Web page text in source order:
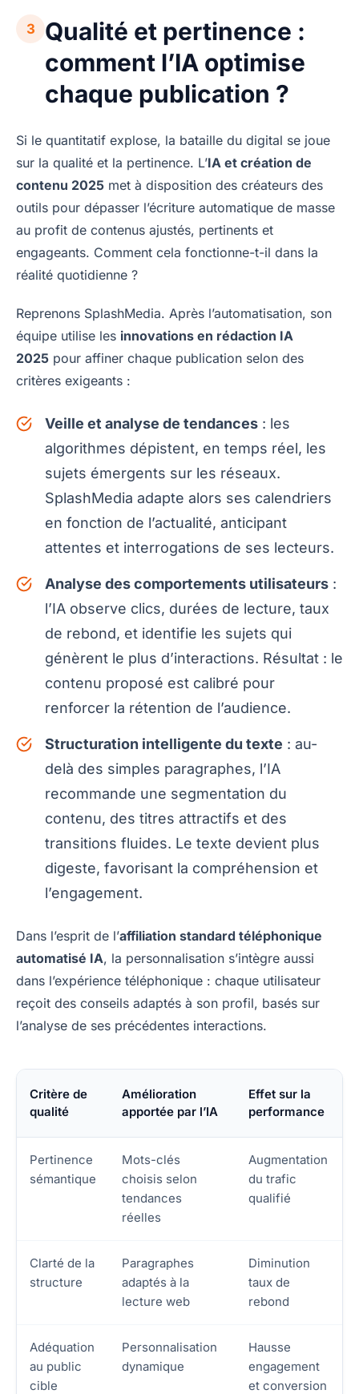
3
Qualité et pertinence :
comment l’IA optimise
chaque publication ?
Si le quantitatif explose, la bataille du digital se joue
sur la qualité et la pertinence. L’IA et création de
contenu 2025 met à disposition des créateurs des
outils pour dépasser l’écriture automatique de masse
au profit de contenus ajustés, pertinents et
engageants. Comment cela fonctionne-t-il dans la
réalité quotidienne ?
Reprenons SplashMedia. Après l’automatisation, son
équipe utilise les innovations en rédaction IA
2025 pour affiner chaque publication selon des
critères exigeants :
Veille et analyse de tendances : les
algorithmes dépistent, en temps réel, les
sujets émergents sur les réseaux.
SplashMedia adapte alors ses calendriers
en fonction de l’actualité, anticipant
attentes et interrogations de ses lecteurs.
Analyse des comportements utilisateurs :
l’IA observe clics, durées de lecture, taux
de rebond, et identifie les sujets qui
génèrent le plus d’interactions. Résultat : le
contenu proposé est calibré pour
renforcer la rétention de l’audience.
Structuration intelligente du texte : au-
delà des simples paragraphes, l’IA
recommande une segmentation du
contenu, des titres attractifs et des
transitions fluides. Le texte devient plus
digeste, favorisant la compréhension et
l’engagement.
Dans l’esprit de l’affiliation standard téléphonique
automatisé IA, la personnalisation s’intègre aussi
dans l’expérience téléphonique : chaque utilisateur
reçoit des conseils adaptés à son profil, basés sur
l’analyse de ses précédentes interactions.
Critère de
qualité
Amélioration
apportée par l’IA
Effet sur la
performance
Pertinence
sémantique
Mots-clés
choisis selon
tendances
réelles
Augmentation
du trafic
qualifié
Clarté de la
structure
Paragraphes
adaptés à la
lecture web
Diminution
taux de
rebond
Adéquation
au public
cible
Personnalisation
dynamique
Hausse
engagement
et conversion